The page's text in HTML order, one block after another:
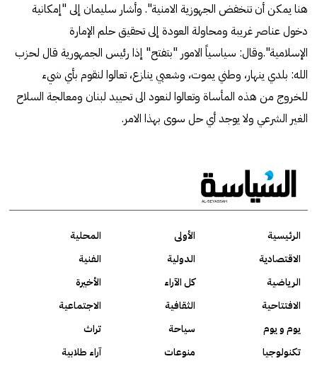
هنا يمكن أن تنخفض الجهوزية الامنية". وأشار سليمان إلى "إمكانية
دخول عناصر غريبة ومحاولة العودة إلى تحقيق حلم الإمارة
الإسلامية".وقال: سياسياً الامور "بتفتح" إذا رئيس الجمهورية قال لحزب
الله: بلدي ينهار، وطني يموت، وشعبي ينازع، تعالوا لنقوم بأي شيء
للخروج من هذه المأساة وتعالوا لنعود الى تحييد لبنان ومعالجة السلاح
الغير الشرعي ولا يوجد أي حل سوى بهذا الامر.
الرئيسية الأولى
المحلية
الاقتصادية
الدولية
الفنية
الرياضية
كل الآراء
الأخيرة
الافتتاحية
الثقافية
الاجتماعية
يوم و يوم
سياحة
تراث
تكنولوجيا
منوعات آراء طلابية